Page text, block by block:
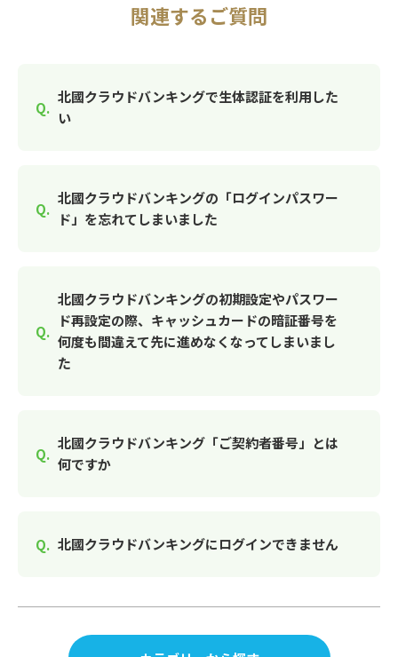
関連するご質問
北國クラウドバンキングで生体認証を利用した
い
北國クラウドバンキングの「ログインパスワー
ド」を忘れてしまいました
北國クラウドバンキングの初期設定やパスワー
ド再設定の際、キャッシュカードの暗証番号を
何度も間違えて先に進めなくなってしまいまし
た
北國クラウドバンキング「ご契約者番号」とは
何ですか
北國クラウドバンキングにログインできません